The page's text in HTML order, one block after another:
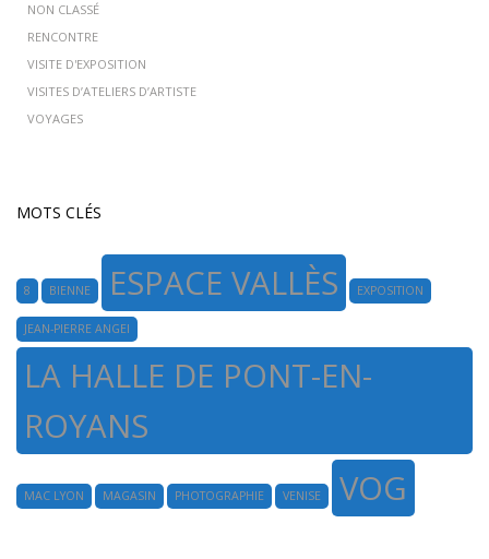
NON CLASSÉ
RENCONTRE
VISITE D'EXPOSITION
VISITES D’ATELIERS D’ARTISTE
VOYAGES
MOTS CLÉS
8 BIENNE ESPACE VALLÈS EXPOSITION
JEAN-PIERRE ANGEI
LA HALLE DE PONT-EN-
ROYANS
MAC LYON MAGASIN PHOTOGRAPHIE VENISE VOG